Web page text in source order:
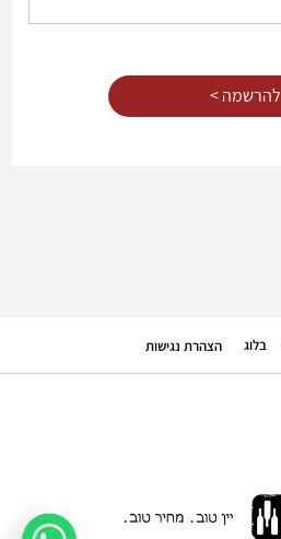
בלוג הצהרת נגישות